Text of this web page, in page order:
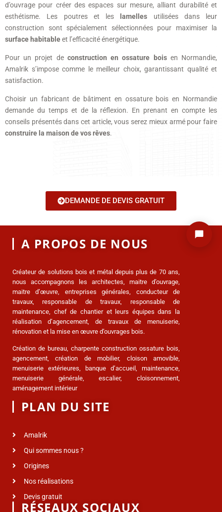
d’ouvrage pour créer des espaces sur mesure, alliant durabilité et
esthétisme. Les poutres et les lamelles utilisées dans leur
construction sont spécialement sélectionnées pour maximiser la
surface habitableet l’efficacité énergétique.
Pour un projet de construction en ossature boisen Normandie,
Amalrik s’impose comme le meilleur choix, garantissant qualité et
satisfaction.
Choisir un fabricant de bâtiment en ossature bois en Normandie
demande du temps et de la réflexion. En prenant en compte les
conseils présentés dans cet article, vous serez mieux armé pour faire
construire la maison de vos rêves.
DEMANDE DE DEVIS GRATUIT
A PROPOS DE NOUS
Créateur de solutions bois et métal depuis plus de 70 ans,
nous accompagnons les architectes, maitre d’ouvrage,
maitre d’œuvre, entreprises générales, conducteur de
travaux, responsable de travaux, responsable de
maintenance, chef de chantier et leurs équipes dans la
réalisation d’agencement, de travaux de menuiserie,
rénovation et la mise en œuvre d’ouvrages bois.
Création de bureau, charpente construction ossature bois,
agencement, création de mobilier, cloison amovible,
menuiserie extérieures, banque d’accueil, maintenance,
menuiserie générale, escalier, cloisonnement,
aménagement intérieur
PLAN DU SITE
Amalrik
Qui sommes nous ?
Origines
Nos réalisations
Devis gratuit
RÉSEAUX SOCIAUX